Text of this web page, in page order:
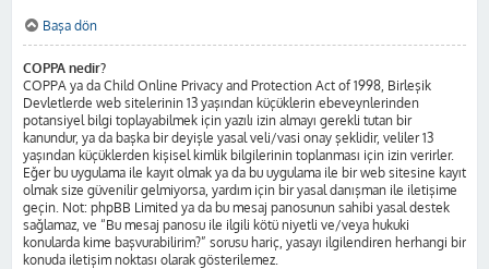
Başa dön
COPPA nedir?
COPPA ya da Child Online Privacy and Protection Act of 1998, Birleşik
Devletlerde web sitelerinin 13 yaşından küçüklerin ebeveynlerinden
potansiyel bilgi toplayabilmek için yazılı izin almayı gerekli tutan bir
kanundur, ya da başka bir deyişle yasal veli/vasi onay şeklidir, veliler 13
yaşından küçüklerden kişisel kimlik bilgilerinin toplanması için izin verirler.
Eğer bu uygulama ile kayıt olmak ya da bu uygulama ile bir web sitesine kayıt
olmak size güvenilir gelmiyorsa, yardım için bir yasal danışman ile iletişime
geçin. Not: phpBB Limited ya da bu mesaj panosunun sahibi yasal destek
sağlamaz, ve “Bu mesaj panosu ile ilgili kötü niyetli ve/veya hukuki
konularda kime başvurabilirim?” sorusu hariç, yasayı ilgilendiren herhangi bir
konuda iletişim noktası olarak gösterilemez.